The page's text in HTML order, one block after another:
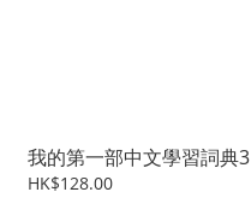
我的第一部中文學習詞典3
HK$128.00